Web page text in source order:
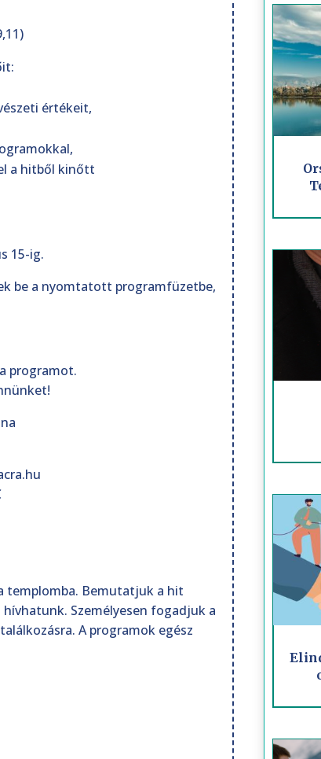
értékeit,
a hitből kinőtt
15-ig.
be a nyomtatott programfüzetbe,
programot.
templomba. Bemutatjuk a hit
Személyesen fogadjuk a
A programok egész